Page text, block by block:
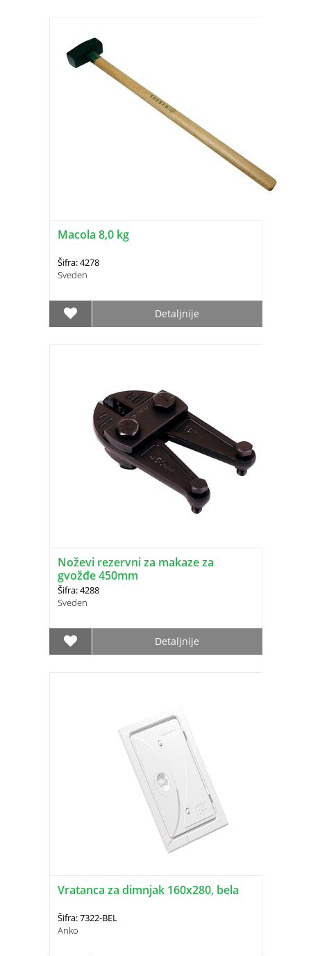
Macola 8,0 kg
Šifra: 4278
Sveden
Detaljnije
Noževi rezervni za makaze za
gvožđe 450mm
Šifra: 4288
Sveden
Detaljnije
Vratanca za dimnjak 160x280, bela
Šifra: 7322-BEL
Anko